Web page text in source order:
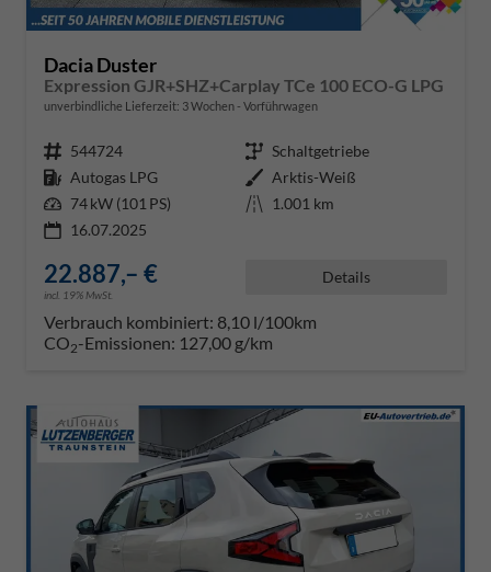
Dacia Duster
Expression GJR+SHZ+Carplay TCe 100 ECO-G LPG
unverbindliche Lieferzeit: 3 Wochen Vorführwagen
Fahrzeugnr. 544724 Getriebe Schaltgetriebe
Kraftstoff Autogas LPG Außenfarbe Arktis-Weiß
Leistung 74 kW (101 PS) Kilometerstand 1.001 km
16.07.2025
22.887,– €
incl. 19% MwSt.
Details
Verbrauch kombiniert: 8,10 l/100km
CO2-Emissionen: 127,00 g/km